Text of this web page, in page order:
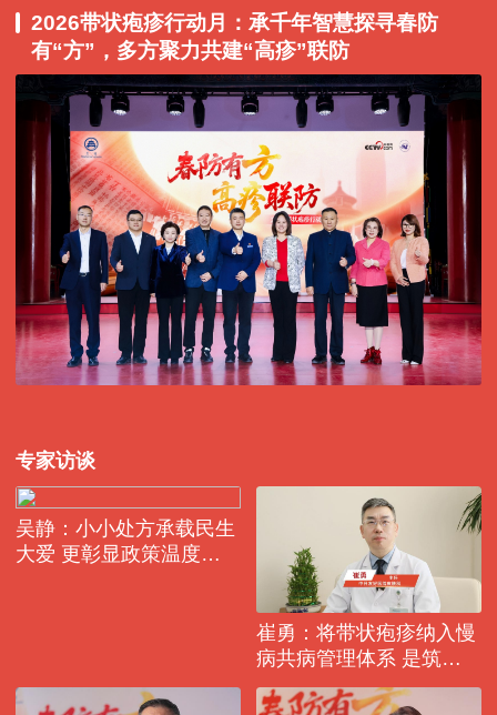
2026带状疱疹行动月：承千年智慧探寻春防
有“方”，多方聚力共建“高疹”联防
专家访谈
吴静：小小处方承载民生
大爱 更彰显政策温度与
崔勇：将带状疱疹纳入慢
病共病管理体系 是筑牢
健康防线的关键之举